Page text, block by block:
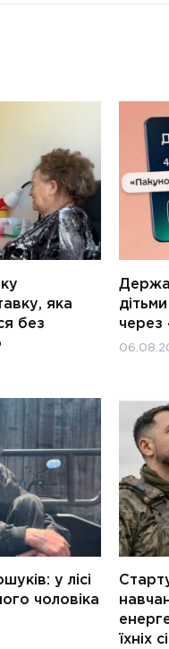
яка
без
через
у лісі
чоловіка
їхніх